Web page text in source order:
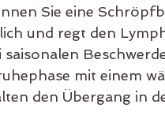
Sie eine
und regt den
mit einem
den Übergang in